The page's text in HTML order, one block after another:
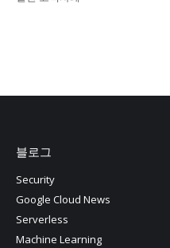
블로그
Security
Google Cloud News
Serverless
Machine Learning